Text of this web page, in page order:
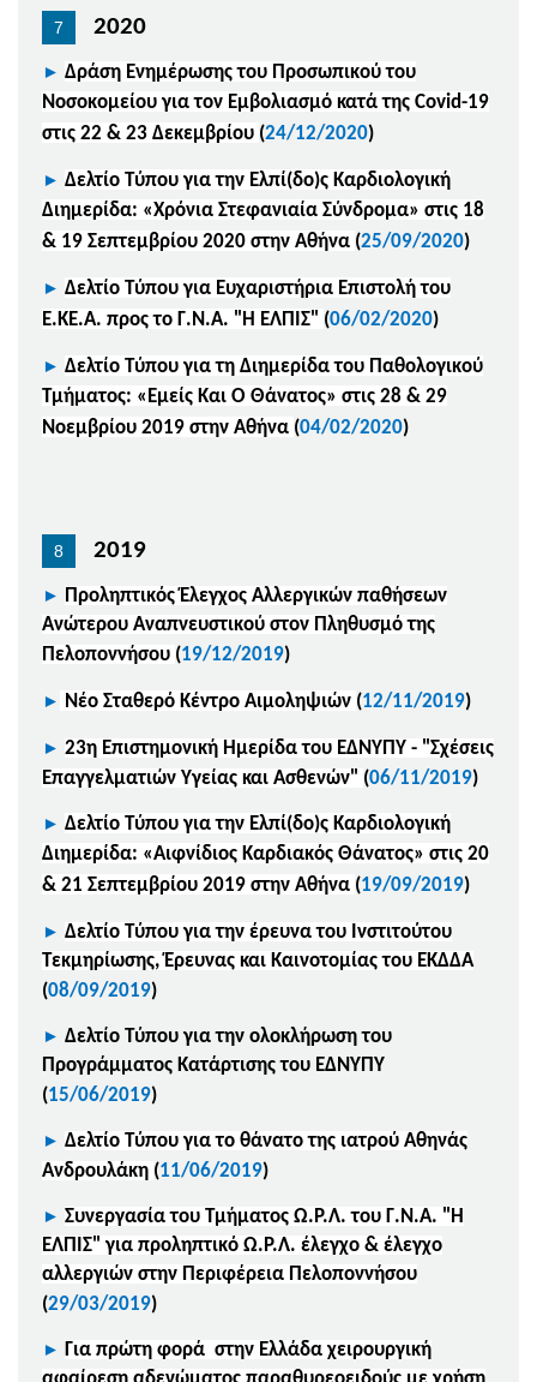
2020
► Δράση Ενημέρωσης του Προσωπικού του
Νοσοκομείου για τον Εμβολιασμό κατά της Covid-19
στις 22 & 23 Δεκεμβρίου (24/12/2020)
► Δελτίο Τύπου για την Eλπί(δο)ς Καρδιολογική
Διημερίδα: «Χρόνια Στεφανιαία Σύνδρομα» στις 18
& 19 Σεπτεμβρίου 2020 στην Αθήνα (25/09/2020)
► Δελτίο Τύπου για Ευχαριστήρια Επιστολήτου
Ε.ΚΕ.Α. προς το Γ.Ν.Α. "Η ΕΛΠΙΣ" (06/02/2020)
► Δελτίο Τύπου για τη Διημερίδα του Παθολογικού
Τμήματος: «Εμείς Και Ο Θάνατος» στις 28 & 29
Νοεμβρίου 2019 στην Αθήνα (04/02/2020)
2019
►
Προληπτικός Έλεγχος Αλλεργικών παθήσεων
Ανώτερου Αναπνευστικού στον Πληθυσμό της
Πελοποννήσου (19/12/2019)
► Νέο Σταθερό Κέντρο Αιμοληψιών (12/11/2019)
► 23η Επιστημονική Ημερίδα του ΕΔΝΥΠΥ - "Σχέσεις
Επαγγελματιών Υγείας και Ασθενών" (06/11/2019)
► Δελτίο Τύπου για την Eλπί(δο)ς Καρδιολογική
Διημερίδα: «Αιφνίδιος Καρδιακός Θάνατος» στις 20
& 21 Σεπτεμβρίου 2019 στην Αθήνα (19/09/2019)
► Δελτίο Τύπου για την έρευνα του Ινστιτούτου
Τεκμηρίωσης, Έρευνας και Καινοτομίας του ΕΚΔΔΑ
(08/09/2019)
► Δελτίο Τύπου για την ολοκλήρωση του
Προγράμματος Κατάρτισης του ΕΔΝΥΠΥ
(15/06/2019)
► Δελτίο Τύπου για το θάνατο της ιατρού Αθηνάς
Ανδρουλάκη (11/06/2019)
► Συνεργασία του Τμήματος Ω.Ρ.Λ. του Γ.Ν.Α. "Η
ΕΛΠΙΣ" για προληπτικό Ω.Ρ.Λ. έλεγχο & έλεγχο
αλλεργιών στην Περιφέρεια Πελοποννήσου
(29/03/2019)
►
Για πρώτη φορά στην Ελλάδα χειρουργική